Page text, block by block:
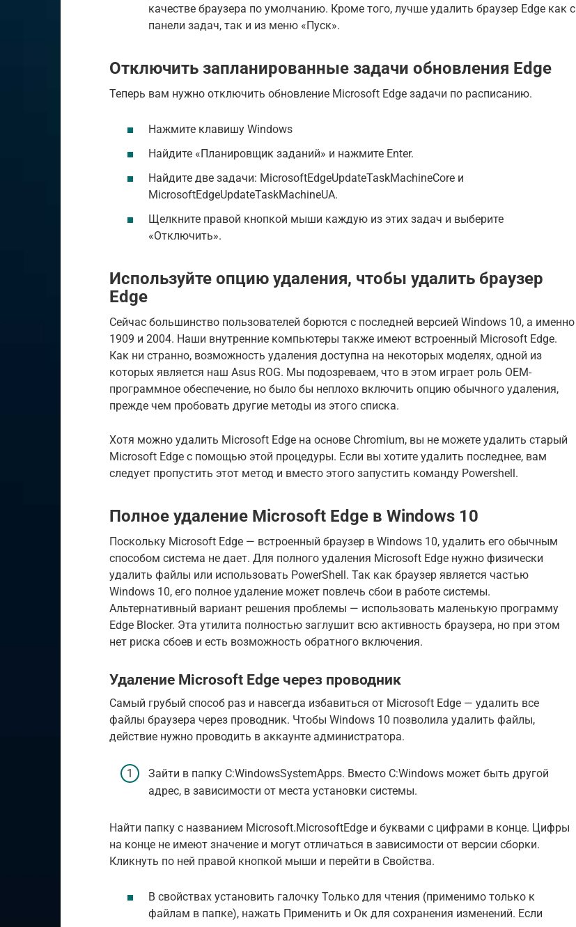
качестве браузера по умолчанию. Кроме того, лучше удалить браузер Edge как с
панели задач, так и из меню «Пуск».
Отключить запланированные задачи обновления Edge
Теперь вам нужно отключить обновление Microsoft Edge задачи по расписанию.
Нажмите клавишу Windows
Найдите «Планировщик заданий» и нажмите Enter.
Найдите две задачи: MicrosoftEdgeUpdateTaskMachineCore и
MicrosoftEdgeUpdateTaskMachineUA.
Щелкните правой кнопкой мыши каждую из этих задач и выберите
«Отключить».
Используйте опцию удаления, чтобы удалить браузер
Edge
Сейчас большинство пользователей борются с последней версией Windows 10, а именно
1909 и 2004. Наши внутренние компьютеры также имеют встроенный Microsoft Edge.
Как ни странно, возможность удаления доступна на некоторых моделях, одной из
которых является наш Asus ROG. Мы подозреваем, что в этом играет роль OEM-
программное обеспечение, но было бы неплохо включить опцию обычного удаления,
прежде чем пробовать другие методы из этого списка.
Хотя можно удалить Microsoft Edge на основе Chromium, вы не можете удалить старый
Microsoft Edge с помощью этой процедуры. Если вы хотите удалить последнее, вам
следует пропустить этот метод и вместо этого запустить команду Powershell.
Полное удаление Microsoft Edge в Windows 10
Поскольку Microsoft Edge — встроенный браузер в Windows 10, удалить его обычным
способом система не дает. Для полного удаления Microsoft Edge нужно физически
удалить файлы или использовать PowerShell. Так как браузер является частью
Windows 10, его полное удаление может повлечь сбои в работе системы.
Альтернативный вариант решения проблемы — использовать маленькую программу
Edge Blocker. Эта утилита полностью заглушит всю активность браузера, но при этом
нет риска сбоев и есть возможность обратного включения.
Удаление Microsoft Edge через проводник
Самый грубый способ раз и навсегда избавиться от Microsoft Edge — удалить все
файлы браузера через проводник. Чтобы Windows 10 позволила удалить файлы,
действие нужно проводить в аккаунте администратора.
Зайти в папку C:WindowsSystemApps. Вместо C:Windows может быть другой
адрес, в зависимости от места установки системы.
Найти папку с названием Microsoft.MicrosoftEdge и буквами с цифрами в конце. Цифры
на конце не имеют значение и могут отличаться в зависимости от версии сборки.
Кликнуть по ней правой кнопкой мыши и перейти в Свойства.
В свойствах установить галочку Только для чтения (применимо только к
файлам в папке), нажать Применить и Ок для сохранения изменений. Если